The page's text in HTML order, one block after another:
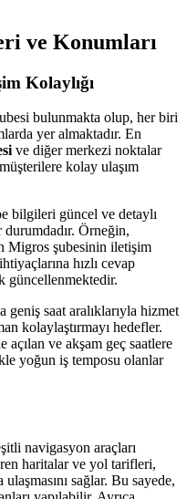
ve Konumları
Kolaylığı
bulunmakta olup, her biri
yer almaktadır. En
ve diğer merkezi noktalar
kolay ulaşım
bilgileri güncel ve detaylı
Örneğin,
Migros şubesinin iletişim
hızlı cevap
güncellenmektedir.
geniş saat aralıklarıyla hizmet
kolaylaştırmayı hedefler.
açılan ve akşam geç saatlere
yoğun iş temposu olanlar
navigasyon araçları
haritalar ve yol tarifleri,
sağlar. Bu sayede,